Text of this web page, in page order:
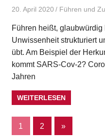
20. April 2020 Gudrun Henne
Führen und
Führen heißt, glaubwürdig
Unwissenheit strukturiert
übt. Am Beispiel der
kommt SARS-Cov-2?
Jahren
WEITERLESEN
1 2
Nächste
»